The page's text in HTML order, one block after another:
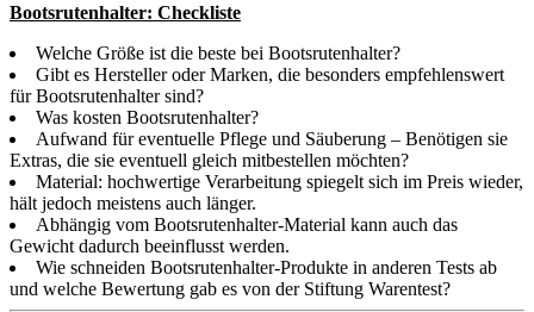
Bootsrutenhalter: Checkliste
Welche Größe ist die beste bei Bootsrutenhalter?
Gibt es Hersteller oder Marken, die besonders empfehlenswert
für Bootsrutenhalter sind?
Was kosten Bootsrutenhalter?
Aufwand für eventuelle Pflege und Säuberung – Benötigen sie
Extras, die sie eventuell gleich mitbestellen möchten?
Material: hochwertige Verarbeitung spiegelt sich im Preis wieder,
hält jedoch meistens auch länger.
Abhängig vom Bootsrutenhalter-Material kann auch das
Gewicht dadurch beeinflusst werden.
Wie schneiden Bootsrutenhalter-Produkte in anderen Tests ab
und welche Bewertung gab es von der Stiftung Warentest?